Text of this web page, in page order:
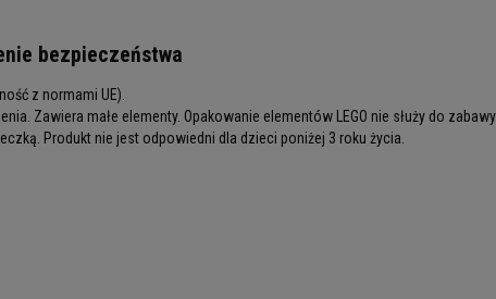
bezpieczeństwa
z normami UE).
Zawiera małe elementy. Opakowanie elementów LEGO nie służy do
Produkt nie jest odpowiedni dla dzieci poniżej 3 roku życia.